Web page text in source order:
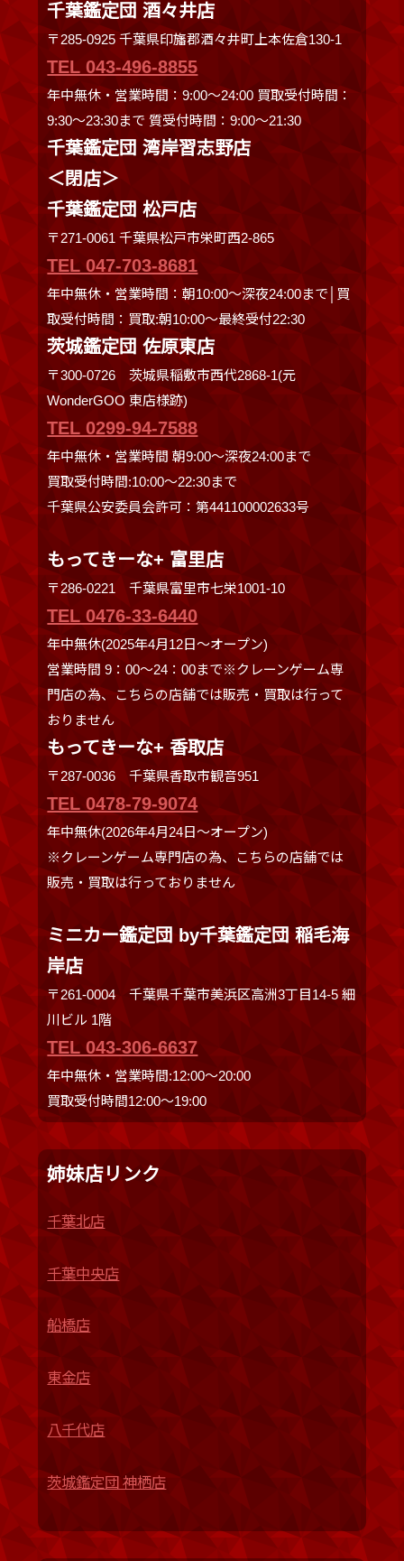
千葉鑑定団 酒々井店
〒285-0925 千葉県印旛郡酒々井町上本佐倉130-1
TEL 043-496-8855
年中無休・営業時間：9:00～24:00 買取受付時間：
9:30〜23:30まで 質受付時間：9:00～21:30
千葉鑑定団 湾岸習志野店
＜閉店＞
千葉鑑定団 松戸店
〒271-0061 千葉県松戸市栄町西2-865
TEL 047-703-8681
年中無休・営業時間：朝10:00～深夜24:00まで│買
取受付時間：買取:朝10:00～最終受付22:30
茨城鑑定団 佐原東店
〒300-0726 茨城県稲敷市西代2868-1(元
WonderGOO 東店様跡)
TEL 0299-94-7588
年中無休・営業時間 朝9:00〜深夜24:00まで
買取受付時間:10:00〜22:30まで
千葉県公安委員会許可：第441100002633号
もってきーな+ 富里店
〒286-0221 千葉県富里市七栄1001-10
TEL 0476-33-6440
年中無休(2025年4月12日～オープン)
営業時間 9：00～24：00まで※クレーンゲーム専
門店の為、こちらの店舗では販売・買取は行って
おりません
もってきーな+ 香取店
〒287-0036 千葉県香取市観音951
TEL 0478-79-9074
年中無休(2026年4月24日～オープン)
※クレーンゲーム専門店の為、こちらの店舗では
販売・買取は行っておりません
ミニカー鑑定団 by千葉鑑定団 稲毛海
岸店
〒261-0004 千葉県千葉市美浜区高洲3丁目14-5 細
川ビル 1階
TEL 043-306-6637
年中無休・営業時間:12:00〜20:00
買取受付時間12:00〜19:00
姉妹店リンク
千葉北店
千葉中央店
船橋店
東金店
八千代店
茨城鑑定団 神栖店